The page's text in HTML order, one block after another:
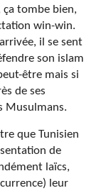
ça tombe bien,
win-win.
il se sent
son islam
être mais si
de ses
Musulmans.
que Tunisien
de
laïcs,
leur